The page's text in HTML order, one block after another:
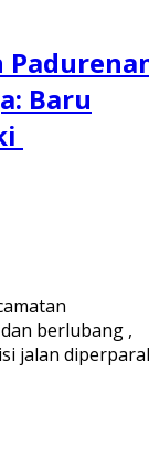
Baru
berlubang ,
jalan